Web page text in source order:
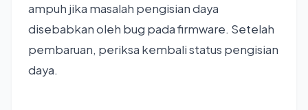
ampuh jika masalah pengisian daya
disebabkan oleh bug pada firmware. Setelah
pembaruan, periksa kembali status pengisian
daya.